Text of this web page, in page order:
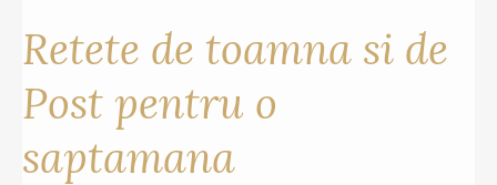
Retete de toamna si de
Post pentru o
saptamana